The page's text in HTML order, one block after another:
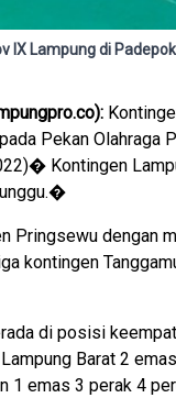
IX Lampung di
Pekan Olahraga
Kontingen
Pringsewu dengan
kontingen
di posisi
Barat 2
1 emas 3 perak 4